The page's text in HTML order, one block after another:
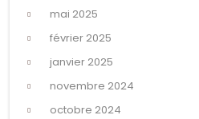
mai 2025
février 2025
janvier 2025
novembre 2024
octobre 2024